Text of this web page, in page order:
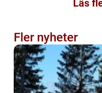
Läs
Fler nyheter